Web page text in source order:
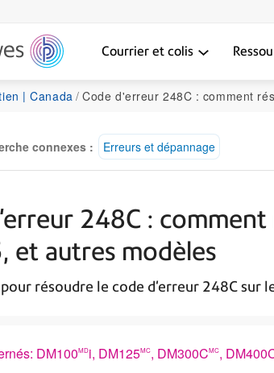
Courrier et colis
| Canada Code d'erreur 248C : comment résoudre cette erreur sur les systèmes
connexes : Erreurs et dépannage
248C :
et autres modèles
résoudre le code d'erreur 248C sur
DM100MDi, DM125MC, DM300CMC,